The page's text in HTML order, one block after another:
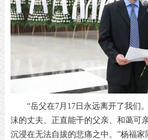
“岳父在7月17日永远离开了我们
沫的丈夫、正直能干的父亲、和蔼可
沉浸在无法自拔的悲痛之中。”杨福